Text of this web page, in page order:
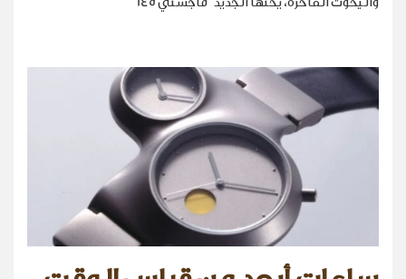
واليخوت الفاخرة، يختها الجديد "ماجستي 145